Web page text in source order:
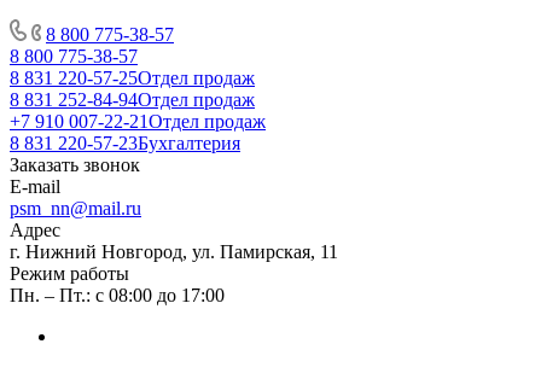
8 800 775-38-57
8 800 775-38-57
8 831 220-57-25Отдел продаж
8 831 252-84-94Отдел продаж
+7 910 007-22-21Отдел продаж
8 831 220-57-23Бухгалтерия
Заказать звонок
E-mail
psm_nn@mail.ru
Адрес
г. Нижний Новгород, ул. Памирская, 11
Режим работы
Пн. – Пт.: с 08:00 до 17:00